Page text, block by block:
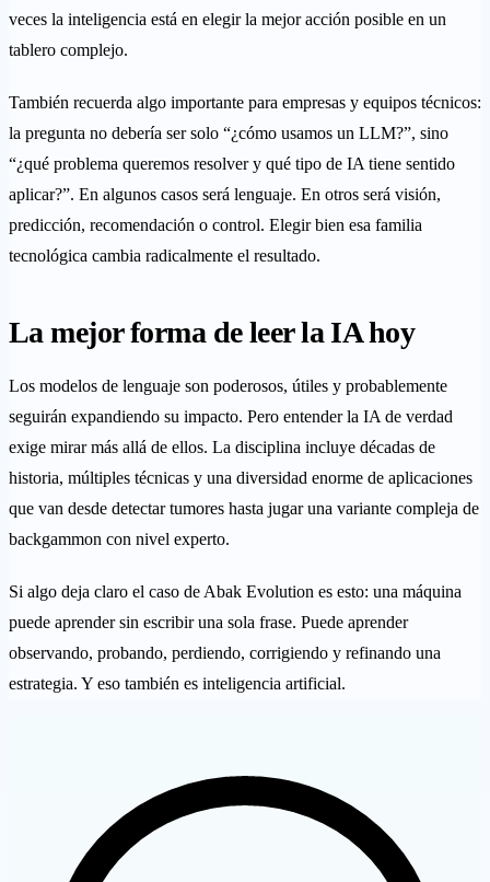
veces la inteligencia está en elegir la mejor acción posible en un
tablero complejo.
También recuerda algo importante para empresas y equipos técnicos:
la pregunta no debería ser solo “¿cómo usamos un LLM?”, sino
“¿qué problema queremos resolver y qué tipo de IA tiene sentido
aplicar?”. En algunos casos será lenguaje. En otros será visión,
predicción, recomendación o control. Elegir bien esa familia
tecnológica cambia radicalmente el resultado.
La mejor forma de leer la IA hoy
Los modelos de lenguaje son poderosos, útiles y probablemente
seguirán expandiendo su impacto. Pero entender la IA de verdad
exige mirar más allá de ellos. La disciplina incluye décadas de
historia, múltiples técnicas y una diversidad enorme de aplicaciones
que van desde detectar tumores hasta jugar una variante compleja de
backgammon con nivel experto.
Si algo deja claro el caso de Abak Evolution es esto: una máquina
puede aprender sin escribir una sola frase. Puede aprender
observando, probando, perdiendo, corrigiendo y refinando una
estrategia. Y eso también es inteligencia artificial.